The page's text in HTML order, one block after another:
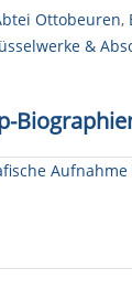
Ottobeuren,
&